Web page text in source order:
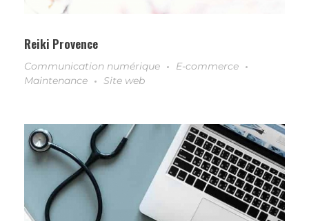
Reiki Provence
Communication numérique
E-commerce
Maintenance
Site web